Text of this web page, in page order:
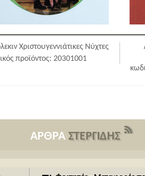
Χριστουγεννιάτικες Νύχτες
προϊόντος: 20301001
ΑΡΘΡΑ ΣΤΕΡΓΙΔΗΣ